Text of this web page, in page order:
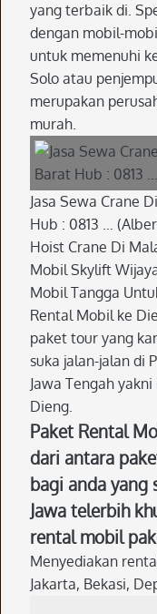
yang terbaik di.
dengan mobil-
untuk memenuhi
Solo atau
merupakan
murah.
Jasa Sewa Crane
Hub : 0813 …
Hoist Crane Di
Mobil Skylift
Mobil Tangga
Rental Mobil ke
paket tour yang
suka jalan-jalan di
Jawa Tengah
Dieng.
Paket Rental
dari antara
bagi anda yang
Jawa telerbih
rental mobil
Menyediakan
Jakarta, Bekasi,